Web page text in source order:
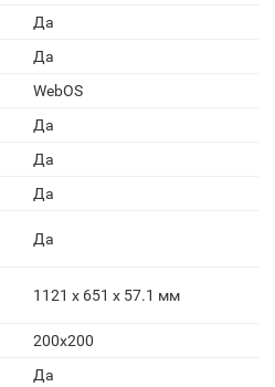
Да
Да
WebOS
Да
Да
Да
Да
1121 x 651 x 57.1 мм
200x200
Да